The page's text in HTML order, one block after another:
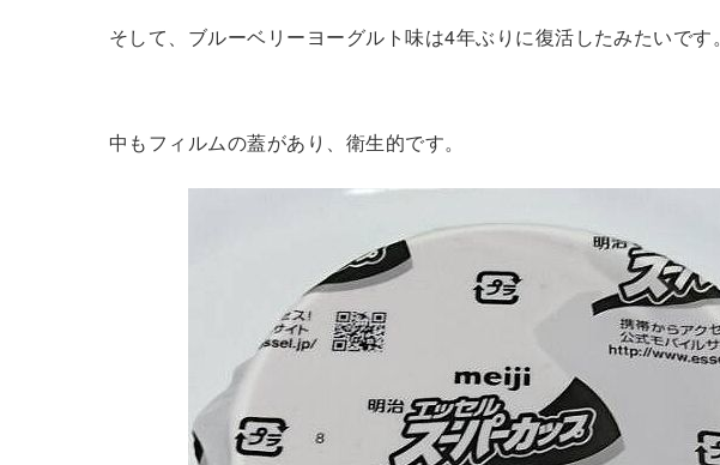
そして、ブルーベリーヨーグルト味は4年ぶりに復活したみたいです。
中もフィルムの蓋があり、衛生的です。